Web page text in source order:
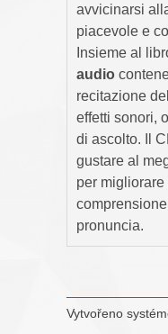
avvicinarsi
piacevole e
Insieme al
audio
recitazione
effetti sonori,
di ascolto. Il
gustare al
per
pronuncia.
Vytvořeno